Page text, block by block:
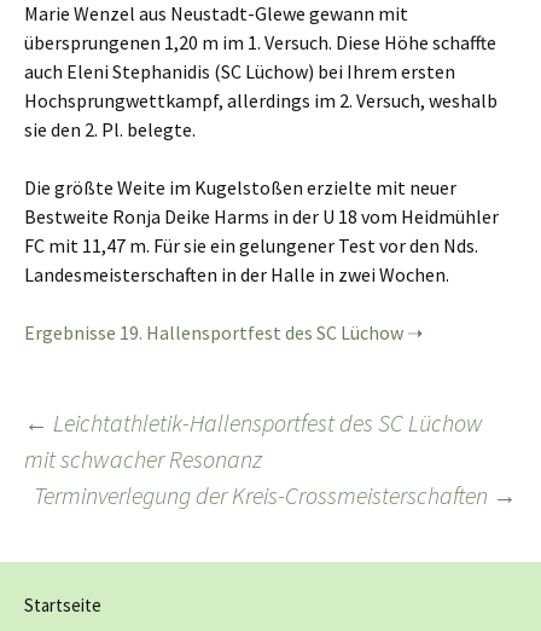
Marie Wenzel aus Neustadt-Glewe gewann mit
übersprungenen 1,20 m im 1. Versuch. Diese Höhe schaffte
auch Eleni Stephanidis (SC Lüchow) bei Ihrem ersten
Hochsprungwettkampf, allerdings im 2. Versuch, weshalb
sie den 2. Pl. belegte.
Die größte Weite im Kugelstoßen erzielte mit neuer
Bestweite Ronja Deike Harms in der U 18 vom Heidmühler
FC mit 11,47 m. Für sie ein gelungener Test vor den Nds.
Landesmeisterschaften in der Halle in zwei Wochen.
Ergebnisse 19. Hallensportfest des SC Lüchow
Beitragsnavigation
← Leichtathletik-Hallensportfest des SC Lüchow
mit schwacher Resonanz
Terminverlegung der Kreis-Crossmeisterschaften →
Startseite